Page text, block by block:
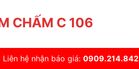
CHẤM C 106
Liên hệ nhận báo giá: 0909.214.842